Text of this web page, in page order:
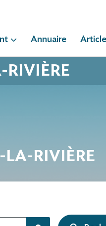
Annuaire
RIVIÈRE
LA-RIVIÈRE